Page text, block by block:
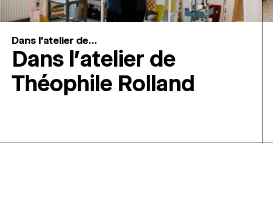
Dans l'atelier de...
Dans l’atelier de
Théophile Rolland